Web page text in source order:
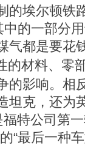
的埃尔顿铁
中的一部分
气都是要花
材料、零
的影响。相
坦克，还为
特公司第
“最后一种